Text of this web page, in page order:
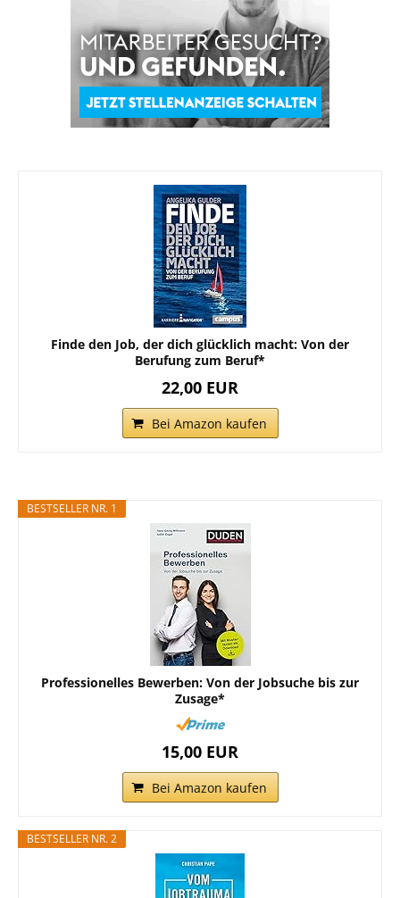
Finde den Job, der dich glücklich macht: Von der
Berufung zum Beruf*
22,00 EUR
Bei Amazon kaufen
BESTSELLER NR. 1
Professionelles Bewerben: Von der Jobsuche bis zur
Zusage*
15,00 EUR
Bei Amazon kaufen
BESTSELLER NR. 2